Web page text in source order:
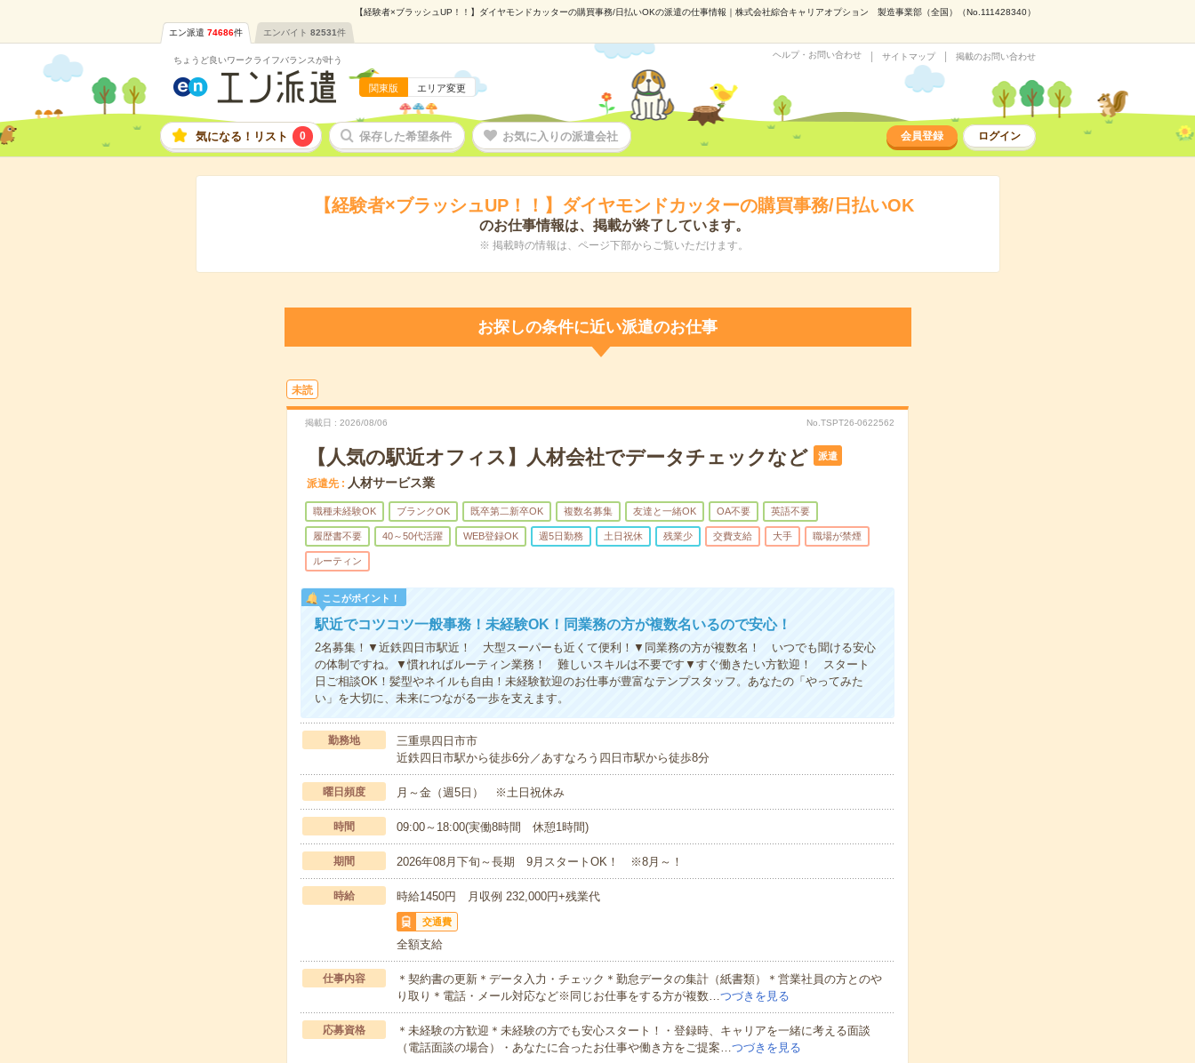
【経験者×ブラッシュUP！！】ダイヤモンドカッターの購買事務/日払いOKの派遣の仕事情報｜株式会社綜合キャリアオプション 製造事業部（全国）（No.111428340）
エン派遣 74686件 エンバイト 82531件
ちょうど良いワークライフバランスが叶う
関東版 エリア変更
ヘルプ・お問い合わせ サイトマップ 掲載のお問い合わせ
気になる！リスト 0 保存した希望条件 お気に入りの派遣会社 会員登録 ログイン
【経験者×ブラッシュUP！！】ダイヤモンドカッターの購買事務/日払いOK
のお仕事情報は、掲載が終了しています。
※ 掲載時の情報は、ページ下部からご覧いただけます。
お探しの条件に近い派遣のお仕事
未読
掲載日 2026/08/06 No.TSPT26-0622562
【人気の駅近オフィス】人材会社でデータチェックなど 派遣
派遣先 人材サービス業
職種未経験OK ブランクOK 既卒第二新卒OK 複数名募集 友達と一緒OK OA不要 英語不要
履歴書不要 40～50代活躍 WEB登録OK 週5日勤務 土日祝休 残業少 交費支給 大手 職場が禁煙
ルーティン
ここがポイント！
駅近でコツコツ一般事務！未経験OK！同業務の方が複数名いるので安心！
2名募集！▼近鉄四日市駅近！ 大型スーパーも近くて便利！▼同業務の方が複数名！ いつでも聞ける安心
の体制ですね。▼慣れればルーティン業務！ 難しいスキルは不要です▼すぐ働きたい方歓迎！ スタート
日ご相談OK！髪型やネイルも自由！未経験歓迎のお仕事が豊富なテンプスタッフ。あなたの「やってみた
い」を大切に、未来につながる一歩を支えます。
勤務地
三重県四日市市
近鉄四日市駅から徒歩6分／あすなろう四日市駅から徒歩8分
曜日頻度 月～金（週5日） ※土日祝休み
時間 09:00～18:00(実働8時間 休憩1時間)
期間 2026年08月下旬～長期 9月スタートOK！ ※8月～！
時給 時給1450円 月収例 232,000円+残業代
交通費
全額支給
仕事内容
＊契約書の更新＊データ入力・チェック＊勤怠データの集計（紙書類）＊営業社員の方とのや
り取り＊電話・メール対応など※同じお仕事をする方が複数…つづきを見る
応募資格
＊未経験の方歓迎＊未経験の方でも安心スタート！・登録時、キャリアを一緒に考える面談
（電話面談の場合）・あなたに合ったお仕事や働き方をご提案…つづきを見る